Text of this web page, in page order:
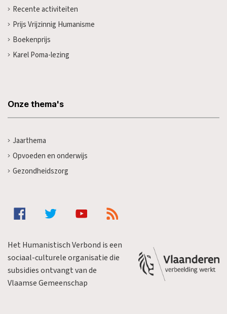
Recente activiteiten
Prijs Vrijzinnig Humanisme
Boekenprijs
Karel Poma-lezing
Onze thema's
Jaarthema
Opvoeden en onderwijs
Gezondheidszorg
Het Humanistisch Verbond is een
sociaal-culturele organisatie die
subsidies ontvangt van de
Vlaamse Gemeenschap